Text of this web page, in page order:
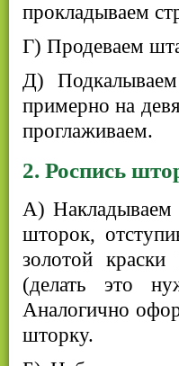
прокладываем
Г) Продеваем
Д)
примерно на
проглаживаем.
2. Роспись
А) Накладываем
шторок,
золотой
(делать это
Аналогично
шторку.